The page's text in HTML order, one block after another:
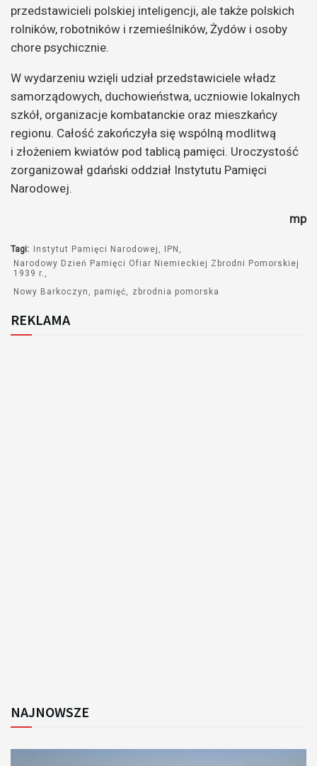
przedstawicieli polskiej inteligencji, ale także polskich
rolników, robotników i rzemieślników, Żydów i osoby
chore psychicznie.
W wydarzeniu wzięli udział przedstawiciele władz
samorządowych, duchowieństwa, uczniowie lokalnych
szkół, organizacje kombatanckie oraz mieszkańcy
regionu. Całość zakończyła się wspólną modlitwą
i złożeniem kwiatów pod tablicą pamięci. Uroczystość
zorganizował gdański oddział Instytutu Pamięci
Narodowej.
mp
Tagi: Instytut Pamięci Narodowej
IPN
Narodowy Dzień Pamięci Ofiar Niemieckiej Zbrodni Pomorskiej
1939 r.
Nowy Barkoczyn
pamięć zbrodnia pomorska
REKLAMA
NAJNOWSZE